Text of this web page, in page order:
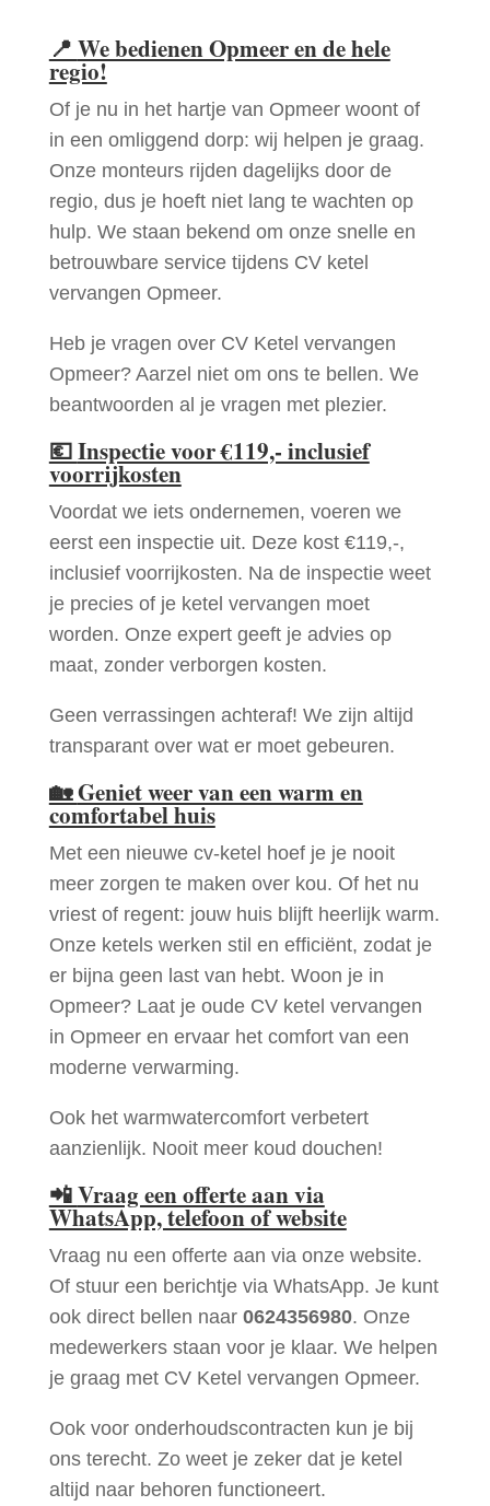
📍 We bedienen Opmeer en de hele
regio!
Of je nu in het hartje van Opmeer woont of
in een omliggend dorp: wij helpen je graag.
Onze monteurs rijden dagelijks door de
regio, dus je hoeft niet lang te wachten op
hulp. We staan bekend om onze snelle en
betrouwbare service tijdens CV ketel
vervangen Opmeer.
Heb je vragen over CV Ketel vervangen
Opmeer? Aarzel niet om ons te bellen. We
beantwoorden al je vragen met plezier.
💶Inspectie voor €119,- inclusief
voorrijkosten
Voordat we iets ondernemen, voeren we
eerst een inspectie uit. Deze kost €119,-,
inclusief voorrijkosten. Na de inspectie weet
je precies of je ketel vervangen moet
worden. Onze expert geeft je advies op
maat, zonder verborgen kosten.
Geen verrassingen achteraf! We zijn altijd
transparant over wat er moet gebeuren.
🏡Geniet weer van een warm en
comfortabel huis
Met een nieuwe cv-ketel hoef je je nooit
meer zorgen te maken over kou. Of het nu
vriest of regent: jouw huis blijft heerlijk warm.
Onze ketels werken stil en efficiënt, zodat je
er bijna geen last van hebt. Woon je in
Opmeer? Laat je oude CV ketel vervangen
in Opmeer en ervaar het comfort van een
moderne verwarming.
Ook het warmwatercomfort verbetert
aanzienlijk. Nooit meer koud douchen!
📲Vraag een offerte aan via
WhatsApp, telefoon of website
Vraag nu een offerte aan via onze website.
Of stuur een berichtje via WhatsApp. Je kunt
ook direct bellen naar 0624356980. Onze
medewerkers staan voor je klaar. We helpen
je graag met CV Ketel vervangen Opmeer.
Ook voor onderhoudscontracten kun je bij
ons terecht. Zo weet je zeker dat je ketel
altijd naar behoren functioneert.